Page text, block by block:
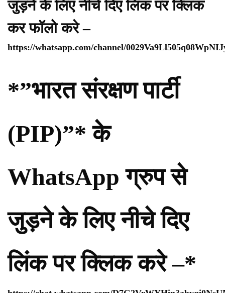
जुड़ने के लिए नीचे दिए लिंक पर क्लिक
कर फॉलो करे –
https://whatsapp.com/channel/
*”भारत संरक्षण पार्टी
(PIP)”* के
WhatsApp ग्रुप से
जुड़ने के लिए नीचे दिए
लिंक पर क्लिक करे –*